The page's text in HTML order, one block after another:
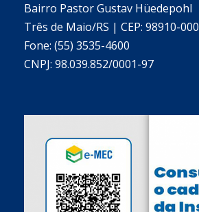
Bairro Pastor Gustav Hüedepohl
Três de Maio/RS | CEP: 98910-000
Fone: (55) 3535-4600
CNPJ: 98.039.852/0001-97